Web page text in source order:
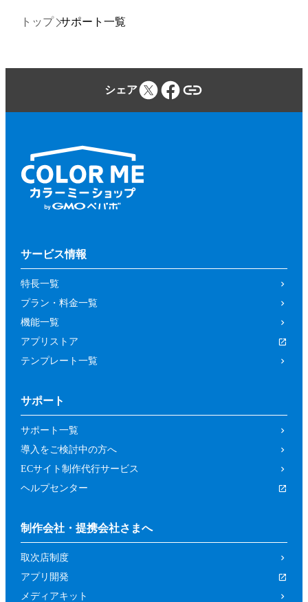
トップ サポート一覧
シェア
サービス情報
特長一覧
プラン・料金一覧
機能一覧
アプリストア
テンプレート一覧
サポート
サポート一覧
導入をご検討中の方へ
ECサイト制作代行サービス
ヘルプセンター
制作会社・提携会社さまへ
取次店制度
アプリ開発
メディアキット